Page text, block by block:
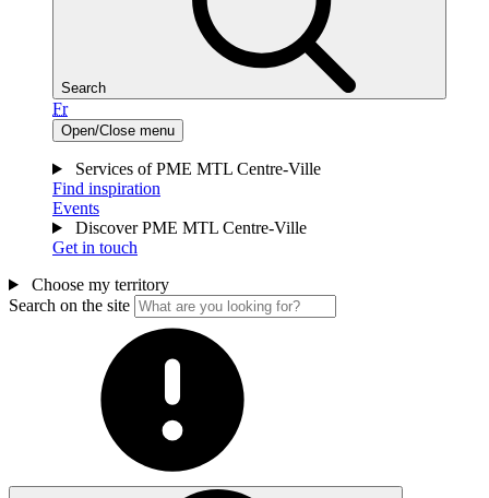
Search
Fr
Open/Close menu
Services of PME MTL Centre-Ville
Find inspiration
Events
Discover PME MTL Centre-Ville
Get in touch
Choose my territory
Search on the site